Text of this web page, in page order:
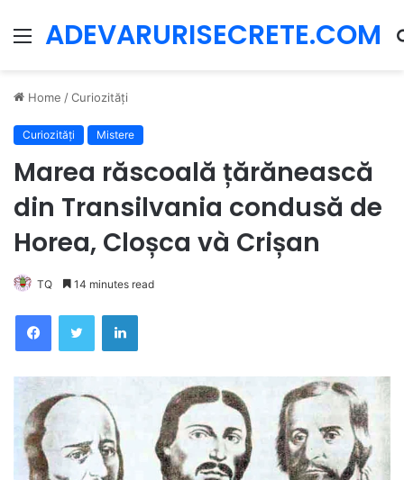
MenuADEVARURISECRETE.COM
Home /Curiozități
Curiozități Mistere
Marea răscoală țărănească
din Transilvania condusă de
Horea, Cloșca và Crișan
TQ 14 minutes read
FacebookTwitter LinkedIn